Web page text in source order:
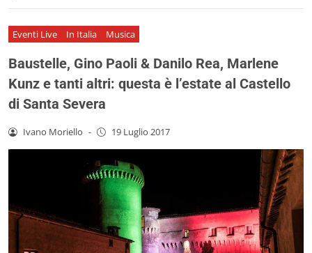
Eventi Live In Italia Musica
Baustelle, Gino Paoli & Danilo Rea, Marlene
Kunz e tanti altri: questa è l’estate al Castello
di Santa Severa
Ivano Moriello - 19 Luglio 2017